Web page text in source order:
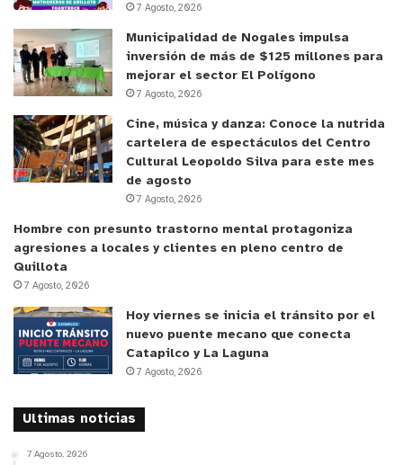
y tú, ¿qué opinas?
7 Agosto, 2026
Municipalidad de Nogales impulsa
inversión de más de $125 millones para
mejorar el sector El Polígono
7 Agosto, 2026
Cine, música y danza: Conoce la nutrida
cartelera de espectáculos del Centro
Cultural Leopoldo Silva para este mes
de agosto
7 Agosto, 2026
Hombre con presunto trastorno mental protagoniza
agresiones a locales y clientes en pleno centro de
Quillota
7 Agosto, 2026
Hoy viernes se inicia el tránsito por el
nuevo puente mecano que conecta
Catapilco y La Laguna
7 Agosto, 2026
Ultimas noticias
7 Agosto, 2026